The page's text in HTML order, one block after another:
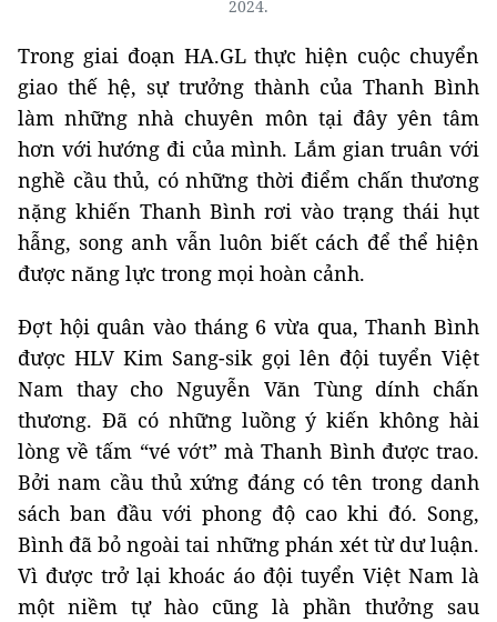
2024.
Trong giai đoạn HA.GL thực hiện cuộc chuyển
giao thế hệ, sự trưởng thành của Thanh Bình
làm những nhà chuyên môn tại đây yên tâm
hơn với hướng đi của mình. Lắm gian truân với
nghề cầu thủ, có những thời điểm chấn thương
nặng khiến Thanh Bình rơi vào trạng thái hụt
hẫng, song anh vẫn luôn biết cách để thể hiện
được năng lực trong mọi hoàn cảnh.
Đợt hội quân vào tháng 6 vừa qua, Thanh Bình
được HLV Kim Sang-sik gọi lên đội tuyển Việt
Nam thay cho Nguyễn Văn Tùng dính chấn
thương. Đã có những luồng ý kiến không hài
lòng về tấm “vé vớt” mà Thanh Bình được trao.
Bởi nam cầu thủ xứng đáng có tên trong danh
sách ban đầu với phong độ cao khi đó. Song,
Bình đã bỏ ngoài tai những phán xét từ dư luận.
Vì được trở lại khoác áo đội tuyển Việt Nam là
một niềm tự hào cũng là phần thưởng sau